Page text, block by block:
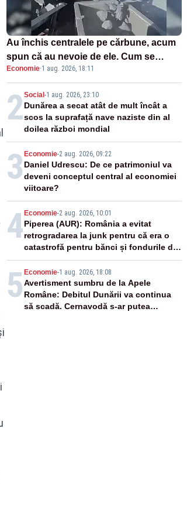
Au închis centralele pe cărbune, acum
spun că au nevoie de ele. Cum se
pasează vina în plină criză energetică
Economie·1 aug. 2026, 18:11
2Social -1 aug. 2026, 23:10
Dunărea a secat atât de mult încât a
scos la suprafață nave naziste din al
doilea război mondial
3 Economie-2 aug. 2026, 09:22
Daniel Udrescu: De ce patrimoniul va
deveni conceptul central al economiei
viitoare?
4 Economie-2 aug. 2026, 10:01
Piperea (AUR): România a evitat
retrogradarea la junk pentru că era o
catastrofă pentru bănci și fondurile de
pensii
5 Economie-1 aug. 2026, 18:08
Avertisment sumbru de la Apele
Române: Debitul Dunării va continua
să scadă. Cernavodă s-ar putea